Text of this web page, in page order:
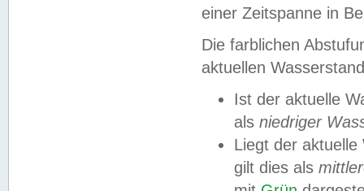
einer Zeitspanne in
Die farblichen
aktuellen
Ist der aktuelle
als niedriger
Liegt der
gilt dies als